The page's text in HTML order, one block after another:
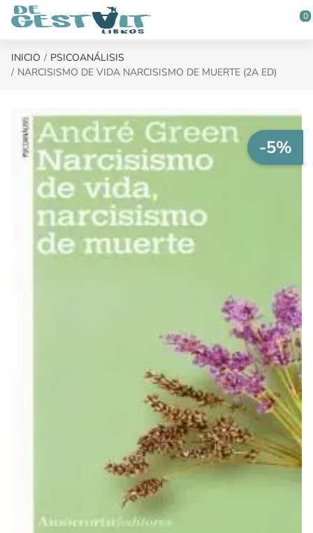
Saltar al contenido principal
0
INICIO
PSICOANÁLISIS
NARCISISMO DE VIDA NARCISISMO DE MUERTE (2A ED)
-5%